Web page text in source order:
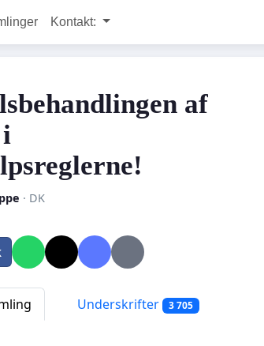
Kontakt:
af
· DK
Underskrifter 3 705